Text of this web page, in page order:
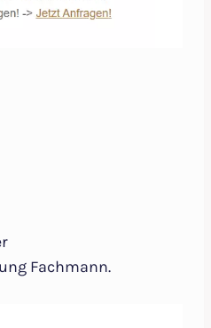
Fachmann.